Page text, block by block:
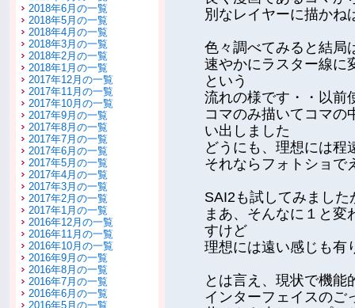
2018年6月の一覧
2018年5月の一覧
2018年4月の一覧
2018年3月の一覧
2018年2月の一覧
2018年1月の一覧
2017年12月の一覧
2017年11月の一覧
2017年10月の一覧
2017年9月の一覧
2017年8月の一覧
2017年7月の一覧
2017年6月の一覧
2017年5月の一覧
2017年4月の一覧
2017年3月の一覧
2017年2月の一覧
2017年1月の一覧
2016年12月の一覧
2016年11月の一覧
2016年10月の一覧
2016年9月の一覧
2016年8月の一覧
2016年7月の一覧
2016年6月の一覧
2016年5月の一覧
別なレイヤーに描かね
色々調べてみると結局
速やかにラスター線に
という
流れの様です・・以前
コマのみ描いてコマの
い出しました
どうにも、理想には程
それならフォトショで
SAI2も試してみまし
まあ、そんなに１と変
すけど
理想には遠い感じも有
とは言え、現状で機能
インターフェイスのご